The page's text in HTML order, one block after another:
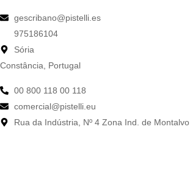
gescribano@pistelli.es
975186104
Sória
Constância, Portugal
00 800 118 00 118
comercial@pistelli.eu
Rua da Indústria, Nº 4 Zona Ind. de Montalvo